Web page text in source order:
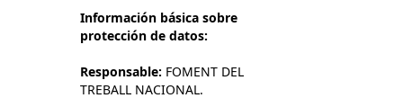
Información básica sobre
protección de datos:
Responsable: FOMENT DEL
TREBALL NACIONAL.